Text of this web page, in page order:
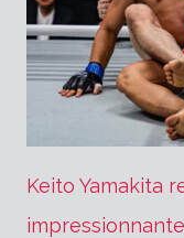
Keito Yamakita